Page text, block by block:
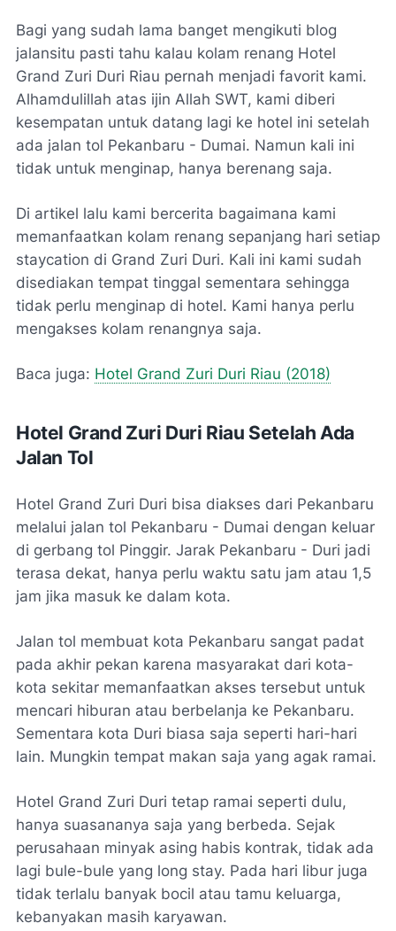
Bagi yang sudah lama banget mengikuti blog
jalansitu pasti tahu kalau kolam renang Hotel
Grand Zuri Duri Riau pernah menjadi favorit kami.
Alhamdulillah atas ijin Allah SWT, kami diberi
kesempatan untuk datang lagi ke hotel ini setelah
ada jalan tol Pekanbaru - Dumai. Namun kali ini
tidak untuk menginap, hanya berenang saja.
Di artikel lalu kami bercerita bagaimana kami
memanfaatkan kolam renang sepanjang hari setiap
staycation di Grand Zuri Duri. Kali ini kami sudah
disediakan tempat tinggal sementara sehingga
tidak perlu menginap di hotel. Kami hanya perlu
mengakses kolam renangnya saja.
Baca juga: Hotel Grand Zuri Duri Riau (2018)
Hotel Grand Zuri Duri Riau Setelah Ada
Jalan Tol
Hotel Grand Zuri Duri bisa diakses dari Pekanbaru
melalui jalan tol Pekanbaru - Dumai dengan keluar
di gerbang tol Pinggir. Jarak Pekanbaru - Duri jadi
terasa dekat, hanya perlu waktu satu jam atau 1,5
jam jika masuk ke dalam kota.
Jalan tol membuat kota Pekanbaru sangat padat
pada akhir pekan karena masyarakat dari kota-
kota sekitar memanfaatkan akses tersebut untuk
mencari hiburan atau berbelanja ke Pekanbaru.
Sementara kota Duri biasa saja seperti hari-hari
lain. Mungkin tempat makan saja yang agak ramai.
Hotel Grand Zuri Duri tetap ramai seperti dulu,
hanya suasananya saja yang berbeda. Sejak
perusahaan minyak asing habis kontrak, tidak ada
lagi bule-bule yang long stay. Pada hari libur juga
tidak terlalu banyak bocil atau tamu keluarga,
kebanyakan masih karyawan.